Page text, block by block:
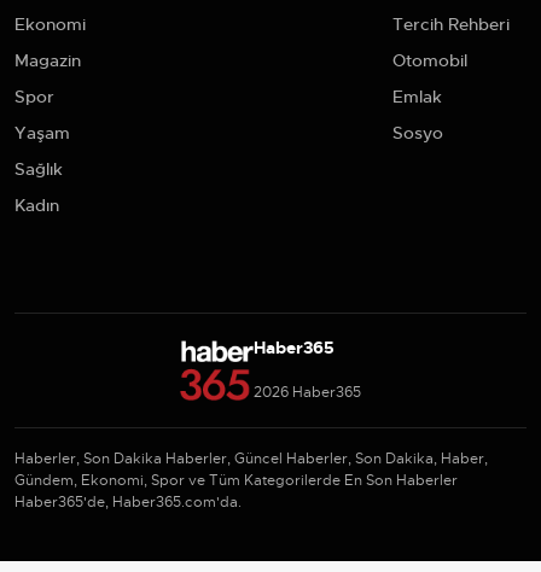
Ekonomi
Magazin
Spor
Yaşam
Sağlık
Kadın
Tercih Rehberi
Otomobil
Emlak
Sosyo
Haber365
2026 Haber365
Haberler, Son Dakika Haberler, Güncel Haberler, Son Dakika, Haber,
Gündem, Ekonomi, Spor ve Tüm Kategorilerde En Son Haberler
Haber365'de, Haber365.com'da.